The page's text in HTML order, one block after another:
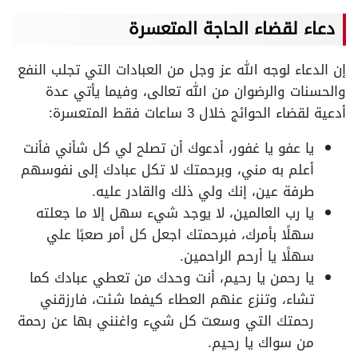
دعاء لقضاء الحاجة المتعسرة
إن الدعاء لوجه الله عز وجل من العبادات التي تجلب النفع
والحسنات والرضوان من الله تعالى، وفيما يأتي عدة
أدعية لقضاء الحوائج خلال 3 ساعات فقط
المتعسرة:
يا عفو يا غفور، أدعوك أن تصلح لي كل شأني فأنت
أعلم به مني، وبرحمتك لا تكل عبادك إلى نفوسهم
طرفة عين، إنك ولي ذلك والقادر عليه.
يا رب العالمين، لا يوجد شيء سهل إلا ما جعلته
سهلًا بأمرك، فبرحمتك اجعل كل أمر صعبًا علي
سهلًا يا أرحم الراحمين.
يا رحمن يا رحيم، أنت وحدك من تعطي عبادك كما
تشاء، وتنزع عنهم العطاء كيفما شئت، فارزقني
رحمتك التي وسعت كل شيء واغنني بها عن رحمة
من سواك يا رحيم.